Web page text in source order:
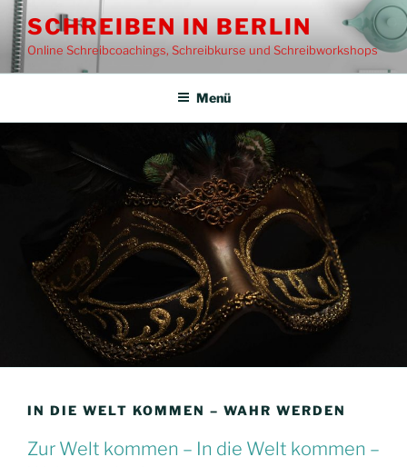
Zum
Inhalt
springen
SCHREIBEN IN BERLIN
Online Schreibcoachings, Schreibkurse und Schreibworkshops
Menü
IN DIE WELT KOMMEN – WAHR WERDEN
Zur Welt kommen – In die Welt kommen –